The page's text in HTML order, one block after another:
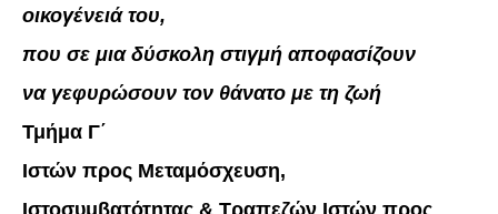
οικογένειά του,
που σε μια δύσκολη στιγμή αποφασίζουν
να γεφυρώσουν τον θάνατο με τη ζωή
Τμήμα Γ΄
Ιστών προς Μεταμόσχευση,
Ιστοσυμβατότητας & Τραπεζών Ιστών προς